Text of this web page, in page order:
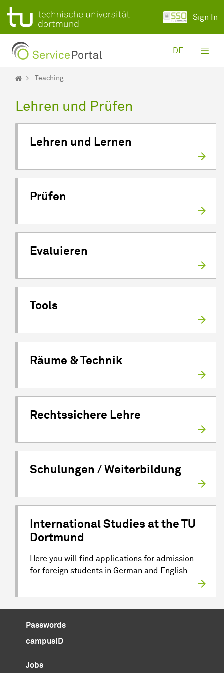
Skip to Main Content
Sign In
DE
Teaching
Lehren und Prüfen
Lehren und Lernen
Prüfen
Evaluieren
Tools
Räume & Technik
Rechtssichere Lehre
Schulungen / Weiterbildung
International Studies at the TU
Dortmund
Here you will find applications for admission
for foreign students in German and English.
Passwords
campusID
Jobs